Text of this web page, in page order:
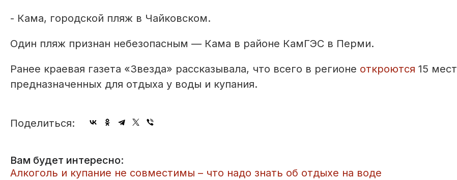
- Кама, городской пляж в Чайковском.
Один пляж признан небезопасным — Кама в районе КамГЭС в Перми.
Ранее краевая газета «Звезда» рассказывала, что всего в регионе откроются 15 мест
предназначенных для отдыха у воды и купания.
Поделиться:
Вам будет интересно:
Алкоголь и купание не совместимы – что надо знать об отдыхе на воде